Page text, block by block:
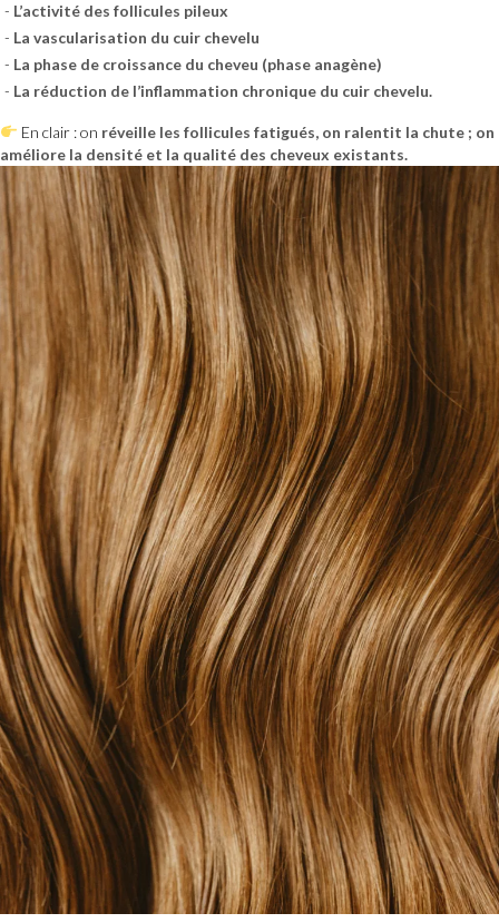
L’activité des follicules pileux
La vascularisation du cuir chevelu
La phase de croissance du cheveu (phase anagène)
La réduction de l’inflammation chronique du cuir chevelu.
En clair : on réveille les follicules fatigués, on ralentit la chute ; on
améliore la densité et la qualité des cheveux existants.